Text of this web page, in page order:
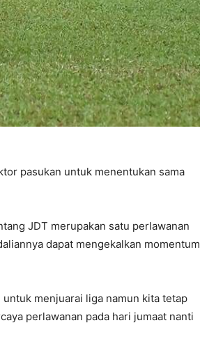
pasukan untuk menentukan sama
JDT merupakan satu perlawanan
dapat mengekalkan momentum
menjuarai liga namun kita tetap
perlawanan pada hari jumaat nanti